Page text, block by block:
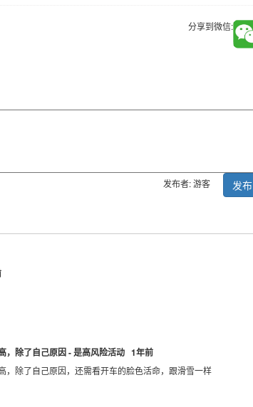
分享到微信:
发布者: 游客 发布
，除了自己原因 - 是高风险活动 1年前
除了自己原因，还需看开车的脸色活命，跟滑雪一样